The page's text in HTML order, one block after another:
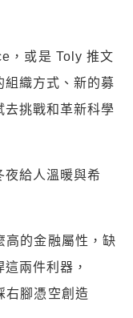
，或是 Toly 推文
組織方式、新的募
挑戰和革新科學
給人溫暖與希
的金融屬性，缺
兩件利器，
右腳憑空創造